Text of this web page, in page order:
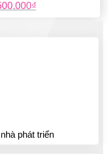
₫
phát triển